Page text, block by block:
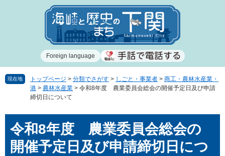
で
ば
Foreign language
現在地 トップページ > 分類でさがす > しごと・事業者 > 商工・農林水産業・
港 > 農林水産業 > 令和8年度 農業委員会総会の開催予定日及び申請
締切日について
文令和8年度 農業委員会総会の
開催予定日及び申請締切日につ